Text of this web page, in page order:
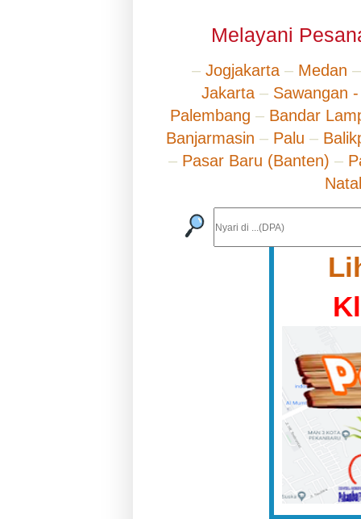
Melayani
–Jogjakarta – Medan
Jakarta – Sawangan
Palembang – Bandar
Banjarmasin – Palu –
– Pasar Baru (Banten) –
Natal